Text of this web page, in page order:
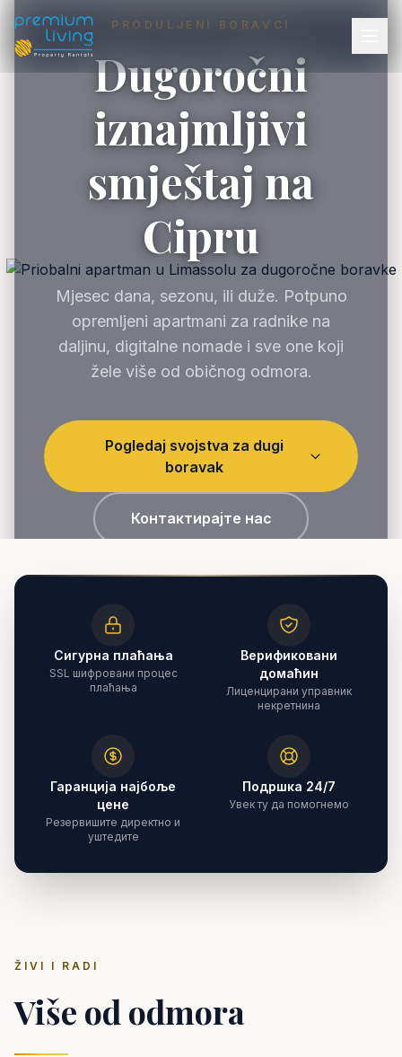
PRODULJENI BORAVCI
Dugoročni
iznajmljivi
smještaj na
Cipru
Mjesec dana, sezonu, ili duže. Potpuno
opremljeni apartmani za radnike na
daljinu, digitalne nomade i sve one koji
žele više od običnog odmora.
Pogledaj svojstva za dugi
boravak
Контактирајте нас
Сигурна плаћања
SSL шифровани процес
плаћања
Верификовани
домаћин
Лиценцирани управник
некретнина
Гаранција најбоље
цене
Резервишите директно и
уштедите
Подршка 24/7
Увек ту да помогнемо
ŽIVI I RADI
Više od odmora